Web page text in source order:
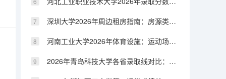
深圳大学2026年周边租房指南：房源类型、租金水平与交通配套
河南工业大学2026年体育设施：运动场馆、健身房与体育课程
2026年青岛科技大学各省录取线对比：物理类与历史类分数差异分析